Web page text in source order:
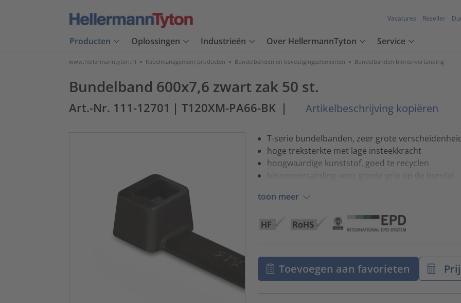
Vacatures Reseller
Producten Oplossingen Industrieën Over HellermannTyton Service
www.hellermanntyton.nl > Kabelmanagement producten > Bundelbanden en bevestigingselementen > Bundelbanden binnenvertanding
Bundelband 600x7,6 zwart zak 50 st.
Art.-Nr. 111-12701 | T120XM-PA66-BK | Artikelbeschrijving kopiëren
T-serie bundelbanden, zeer grote
hoge treksterkte met lage insteekkracht
hoogwaardige kunststof, goed te recyclen
binnenvertanding voor goede grip op de bundel
toon meer
Toevoegen aan favorieten